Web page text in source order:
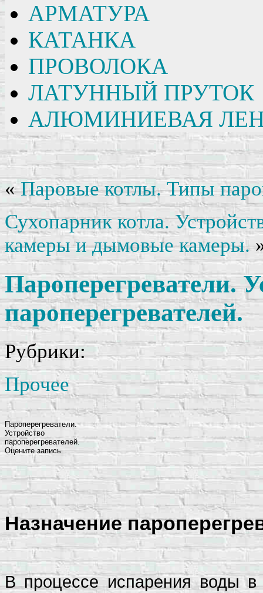
АРМАТУРА
КАТАНКА
ПРОВОЛОКА
ЛАТУННЫЙ ПРУТОК
АЛЮМИНИЕВАЯ
«Паровые котлы. Типы
Сухопарник котла.
камеры и дымовые камеры.
Пароперегреватели.
пароперегревателей.
Рубрики:
Прочее
Пароперегреватели.
Устройство
пароперегревателей.
Оцените запись
Назначение
В процессе испарения воды